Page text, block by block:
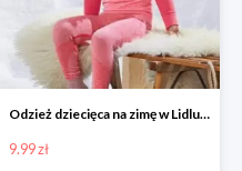
Odzież dziecięca na zimę w Lidlu Online od 9,99 zł
9.99 zł